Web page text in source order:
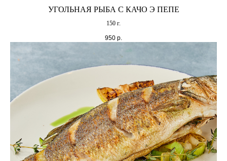
УГОЛЬНАЯ РЫБА С КАЧО Э ПЕПЕ
150 г.
950 р.
Екатеринбург, пер Банковский, 10
+7 (343) 301‒02‒22
Программа лояльности
ОСТАВИТЬ ОТЗЫВ